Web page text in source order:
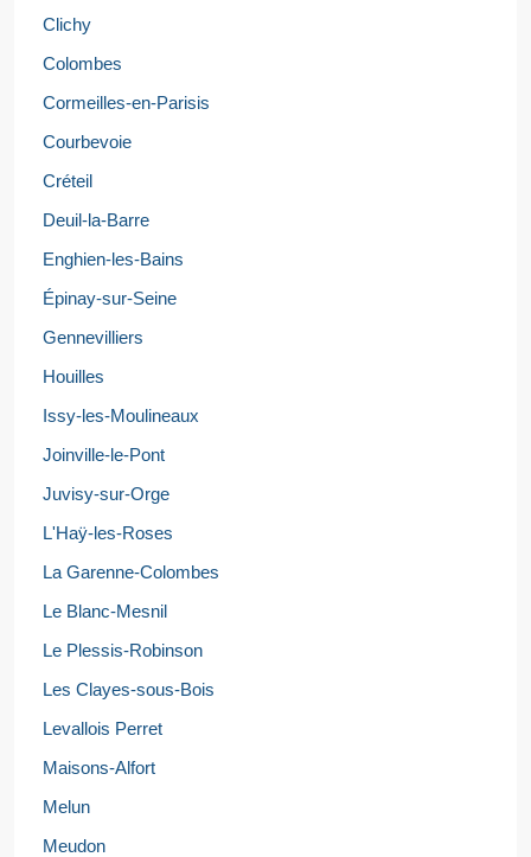
Clichy
Colombes
Cormeilles-en-Parisis
Courbevoie
Créteil
Deuil-la-Barre
Enghien-les-Bains
Épinay-sur-Seine
Gennevilliers
Houilles
Issy-les-Moulineaux
Joinville-le-Pont
Juvisy-sur-Orge
L'Haÿ-les-Roses
La Garenne-Colombes
Le Blanc-Mesnil
Le Plessis-Robinson
Les Clayes-sous-Bois
Levallois Perret
Maisons-Alfort
Melun
Meudon